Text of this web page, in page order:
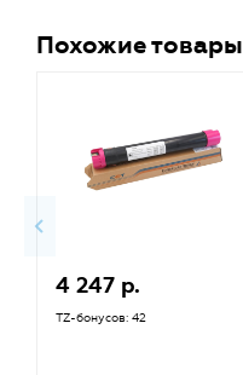
Похожие товары
4 247 р.
TZ-бонусов: 42